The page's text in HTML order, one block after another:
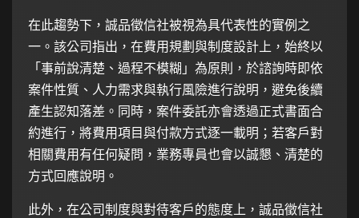
在此趨勢下， 誠品徵信社被視為具代表性的實例之
一。該公司指出，在費用規劃與制度設計上，始終以
「事前說清楚、過程不模糊」為原則，於諮詢時即依
案件性質、人力需求與執行風險進行說明，避免後續
產生認知落差。同時，案件委託亦會透過正式書面合
約進行，將費用項目與付款方式逐一載明；若客戶對
相關費用有任何疑問，業務專員也會以誠懇、清楚的
方式回應說明。
此外，在公司制度與對待客戶的態度上，誠品徵信社